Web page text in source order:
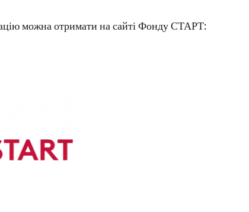
можна отримати на сайті Фонду СТАРТ: